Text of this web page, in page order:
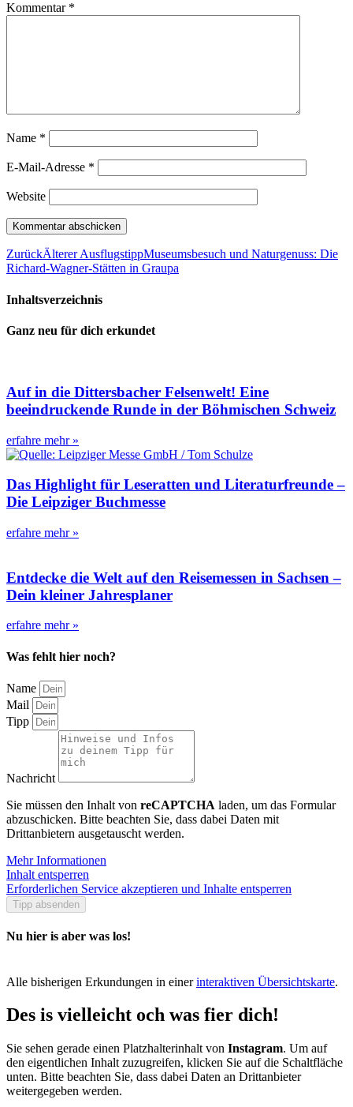
Kommentar *
Name *
E-Mail-Adresse *
Website
ZurückÄlterer AusflugstippMuseumsbesuch und Naturgenuss: Die
Richard-Wagner-Stätten in Graupa
Inhaltsverzeichnis
Ganz neu für dich erkundet
Auf in die Dittersbacher Felsenwelt! Eine
beeindruckende Runde in der Böhmischen Schweiz
erfahre mehr »
Das Highlight für Leseratten und Literaturfreunde –
Die Leipziger Buchmesse
erfahre mehr »
Entdecke die Welt auf den Reisemessen in Sachsen –
Dein kleiner Jahresplaner
erfahre mehr »
Was fehlt hier noch?
Name
Mail
Tipp
Nachricht
Sie müssen den Inhalt von reCAPTCHA laden, um das Formular
abzuschicken. Bitte beachten Sie, dass dabei Daten mit
Drittanbietern ausgetauscht werden.
Mehr Informationen
Inhalt entsperren
Erforderlichen Service akzeptieren und Inhalte entsperren
Tipp absenden
Nu hier is aber was los!
Alle bisherigen Erkundungen in einerinteraktiven Übersichtskarte.
Des is vielleicht och was fier dich!
Sie sehen gerade einen Platzhalterinhalt von Instagram. Um auf
den eigentlichen Inhalt zuzugreifen, klicken Sie auf die Schaltfläche
unten. Bitte beachten Sie, dass dabei Daten an Drittanbieter
weitergegeben werden.